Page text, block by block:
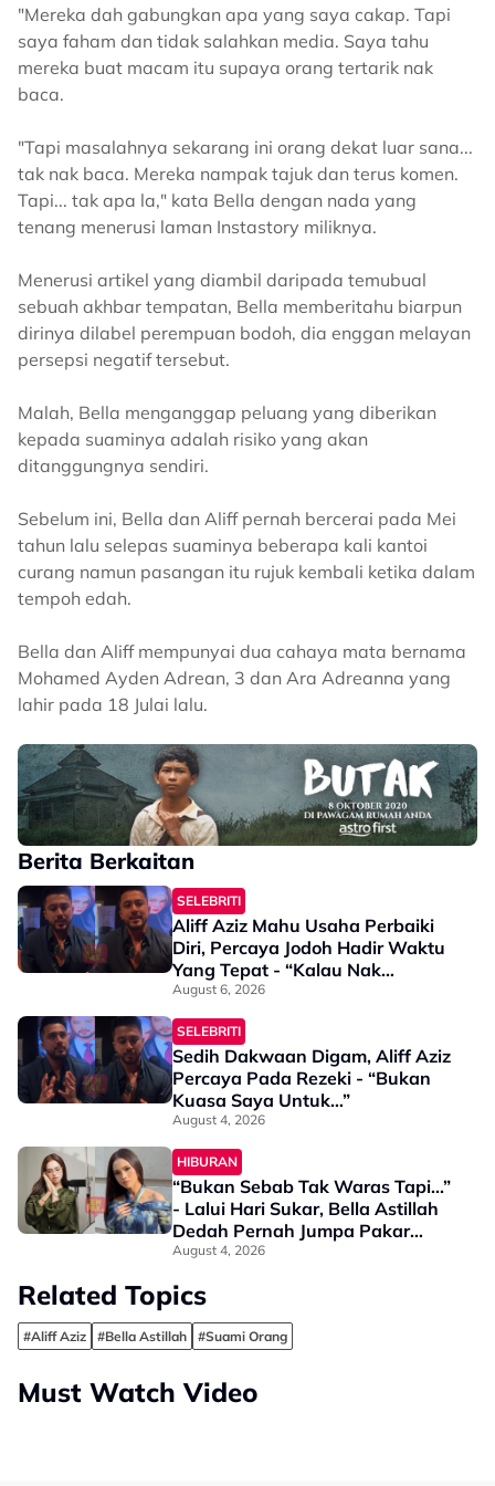
"Mereka dah gabungkan apa yang saya cakap. Tapi
saya faham dan tidak salahkan media. Saya tahu
mereka buat macam itu supaya orang tertarik nak
baca.
"Tapi masalahnya sekarang ini orang dekat luar sana...
tak nak baca. Mereka nampak tajuk dan terus komen.
Tapi... tak apa la," kata Bella dengan nada yang
tenang menerusi laman Instastory miliknya.
Menerusi artikel yang diambil daripada temubual
sebuah akhbar tempatan, Bella memberitahu biarpun
dirinya dilabel perempuan bodoh, dia enggan melayan
persepsi negatif tersebut.
Malah, Bella menganggap peluang yang diberikan
kepada suaminya adalah risiko yang akan
ditanggungnya sendiri.
Sebelum ini, Bella dan Aliff pernah bercerai pada Mei
tahun lalu selepas suaminya beberapa kali kantoi
curang namun pasangan itu rujuk kembali ketika dalam
tempoh edah.
Bella dan Aliff mempunyai dua cahaya mata bernama
Mohamed Ayden Adrean, 3 dan Ara Adreanna yang
lahir pada 18 Julai lalu.
Berita Berkaitan
SELEBRITI
Aliff Aziz Mahu Usaha Perbaiki
Diri, Percaya Jodoh Hadir Waktu
Yang Tepat - “Kalau Nak
Pasangan Baik, Kita Kena Jadi
Baik…”
August 6, 2026
SELEBRITI
Sedih Dakwaan Digam, Aliff Aziz
Percaya Pada Rezeki - “Bukan
Kuasa Saya Untuk…”
August 4, 2026
HIBURAN
“Bukan Sebab Tak Waras Tapi...”
- Lalui Hari Sukar, Bella Astillah
Dedah Pernah Jumpa Pakar
Psikiatri
August 4, 2026
Related Topics
#Aliff Aziz #Bella Astillah #Suami Orang
Must Watch Video